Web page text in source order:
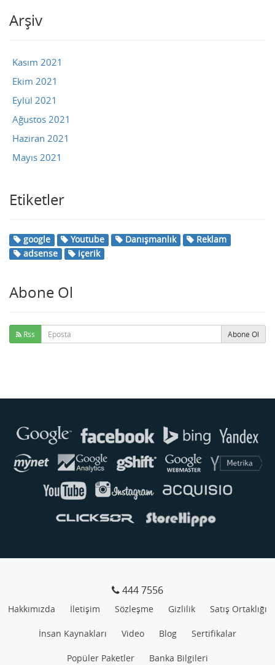
Arşiv
Kasım 2021
Ekim 2021
Eylül 2021
Ağustos 2021
Haziran 2021
Mayıs 2021
Etiketler
google Youtube Danışmanlık
Reklam
adsense
içerik
Abone Ol
Rss Abone Ol
444 7556
Hakkımızda İletişim Sözleşme Gizlilik Satış Ortaklığı
İnsan Kaynakları Video Blog Sertifikalar
Popüler Paketler Banka Bilgileri
Genellikle anında yanıt verir